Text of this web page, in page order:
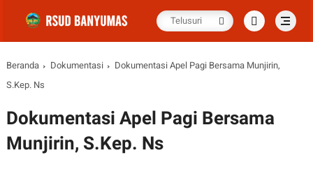
Beranda Dokumentasi
Dokumentasi Apel Pagi Bersama Munjirin,
S.Kep. Ns
Dokumentasi Apel Pagi Bersama
Munjirin, S.Kep. Ns